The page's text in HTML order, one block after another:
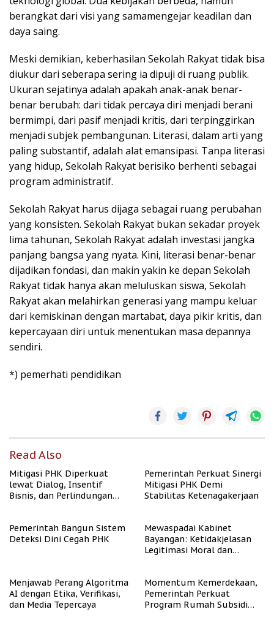
berangkat dari visi yang samamengejar keadilan dan
daya saing.
Meski demikian, keberhasilan Sekolah Rakyat tidak bisa
diukur dari seberapa sering ia dipuji di ruang publik.
Ukuran sejatinya adalah apakah anak-anak benar-
benar berubah: dari tidak percaya diri menjadi berani
bermimpi, dari pasif menjadi kritis, dari terpinggirkan
menjadi subjek pembangunan. Literasi, dalam arti yang
paling substantif, adalah alat emansipasi. Tanpa literasi
yang hidup, Sekolah Rakyat berisiko berhenti sebagai
program administratif.
Sekolah Rakyat harus dijaga sebagai ruang perubahan
yang konsisten. Sekolah Rakyat bukan sekadar proyek
lima tahunan, Sekolah Rakyat adalah investasi jangka
panjang bangsa yang nyata. Kini, literasi benar-benar
dijadikan fondasi, dan makin yakin ke depan Sekolah
Rakyat tidak hanya akan meluluskan siswa, Sekolah
Rakyat akan melahirkan generasi yang mampu keluar
dari kemiskinan dengan martabat, daya pikir kritis, dan
kepercayaan diri untuk menentukan masa depannya
sendiri.
*) pemerhati pendidikan
Read Also
Mitigasi PHK Diperkuat
lewat Dialog, Insentif
Bisnis, dan Perlindungan
Pemerintah Perkuat Sinergi
Mitigasi PHK Demi
Stabilitas Ketenagakerjaan
Pemerintah Bangun Sistem
Deteksi Dini Cegah PHK
Mewaspadai Kabinet
Bayangan: Ketidakjelasan
Legitimasi Moral dan
Menjawab Perang Algoritma
AI dengan Etika, Verifikasi,
dan Media Tepercaya
Momentum Kemerdekaan,
Pemerintah Perkuat
Program Rumah Subsidi